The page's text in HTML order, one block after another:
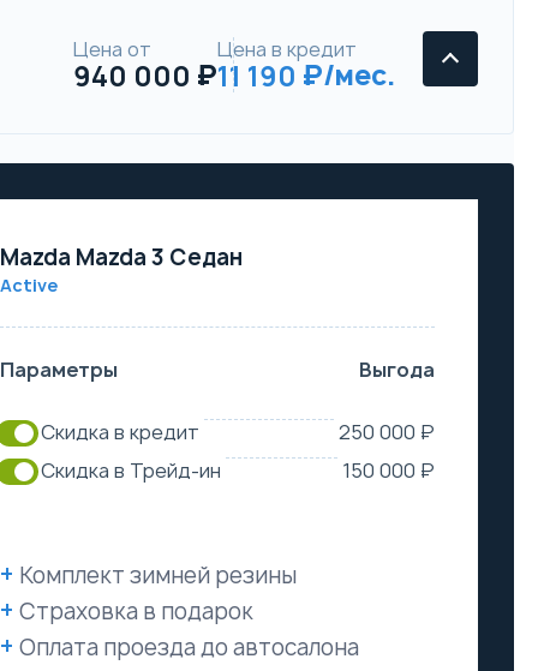
Цена от
940 000
Цена в кредит
11 190
Mazda Mazda 3 Седан
Active
Параметры Выгода
Скидка в кредит
250 000 ₽
Скидка в Трейд-ин
150 000 ₽
Комплект зимней резины
Страховка в подарок
Оплата проезда до автосалона